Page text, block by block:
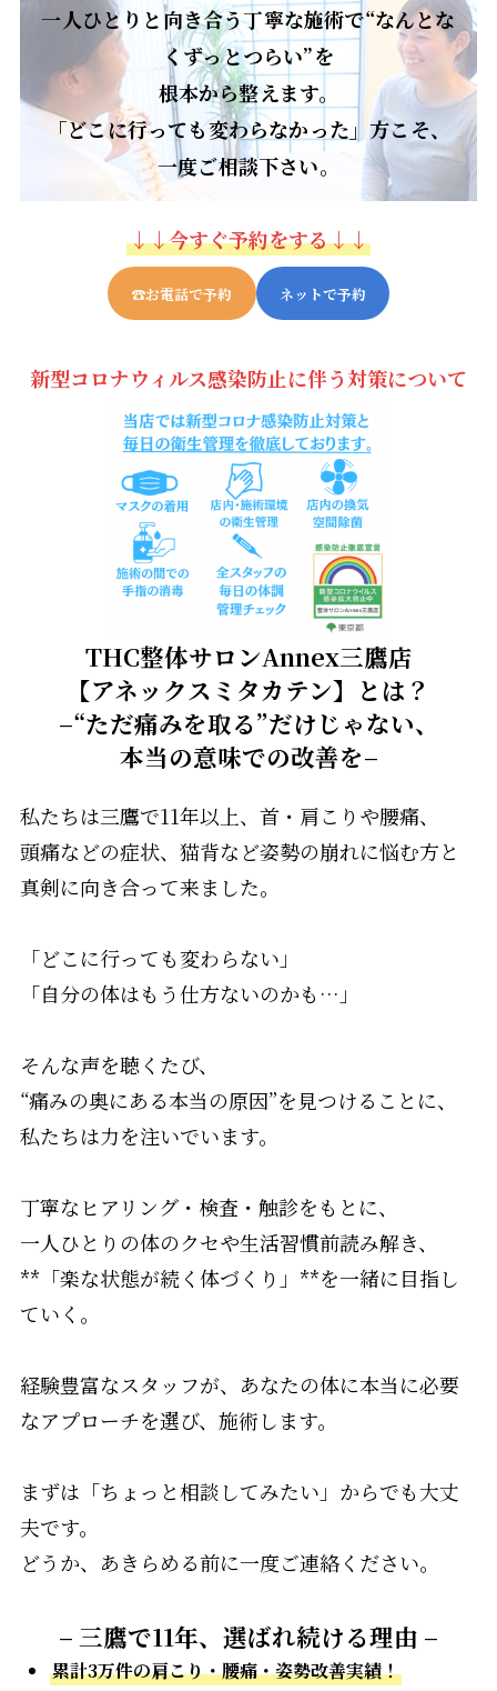
一人ひとりと向き合う丁寧な施術で“なんとな
くずっとつらい”を
根本から整えます。
「どこに行っても変わらなかった」方こそ、
一度ご相談下さい。
↓↓今すぐ予約をする↓↓
☎︎お電話で予約 ネットで予約
新型コロナウィルス感染防止に伴う対策について
THC整体サロンAnnex三鷹店
【アネックスミタカテン】とは？
–“ただ痛みを取る”だけじゃない、
本当の意味での改善を–
私たちは三鷹で11年以上、首・肩こりや腰痛、
頭痛などの症状、猫背など姿勢の崩れに悩む方と
真剣に向き合って来ました。
「どこに行っても変わらない」
「自分の体はもう仕方ないのかも…」
そんな声を聴くたび、
“痛みの奥にある本当の原因”を見つけることに、
私たちは力を注いでいます。
丁寧なヒアリング・検査・触診をもとに、
一人ひとりの体のクセや生活習慣前読み解き、
**「楽な状態が続く体づくり」**を一緒に目指し
ていく。
経験豊富なスタッフが、あなたの体に本当に必要
なアプローチを選び、施術します。
まずは「ちょっと相談してみたい」からでも大丈
夫です。
どうか、あきらめる前に一度ご連絡ください。
– 三鷹で11年、選ばれ続ける理由 –
累計3万件の肩こり・腰痛・姿勢改善実績！